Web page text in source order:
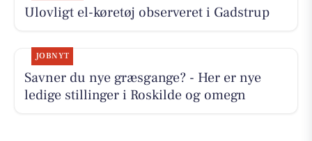
Ulovligt el-køretøj observeret i Gadstrup
JOBNYT
Savner du nye græsgange? - Her er nye
ledige stillinger i Roskilde og omegn